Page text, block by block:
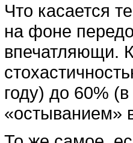
Что касается
на фоне
впечатляющи.
году) до 60%
«остыванием»